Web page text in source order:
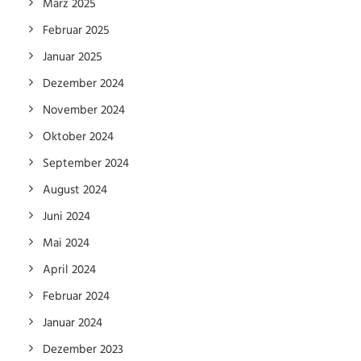
März 2025
Februar 2025
Januar 2025
Dezember 2024
November 2024
Oktober 2024
September 2024
August 2024
Juni 2024
Mai 2024
April 2024
Februar 2024
Januar 2024
Dezember 2023